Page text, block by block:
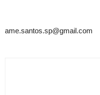
ame.santos.sp@gmail.com